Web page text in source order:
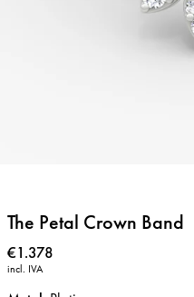
The Petal Crown Band
Precio:
€1.378
incl. IVA